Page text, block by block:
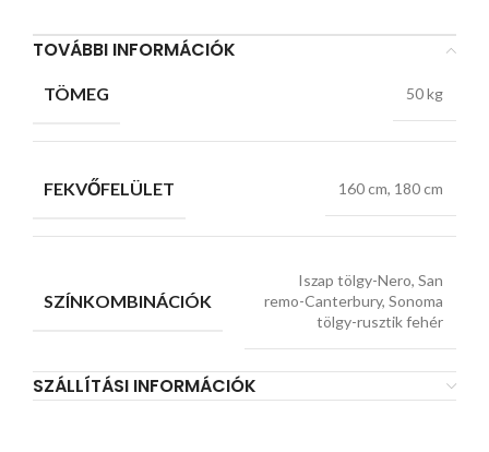
TOVÁBBI INFORMÁCIÓK
TÖMEG 50 kg
FEKVŐFELÜLET 160 cm, 180 cm
SZÍNKOMBINÁCIÓK
Iszap tölgy-Nero, San
remo-Canterbury, Sonoma
tölgy-rusztik fehér
SZÁLLÍTÁSI INFORMÁCIÓK